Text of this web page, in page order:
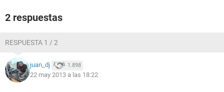
2 respuestas
RESPUESTA 1 / 2
juan_dj 1.898
22 may 2013 a las 18:22